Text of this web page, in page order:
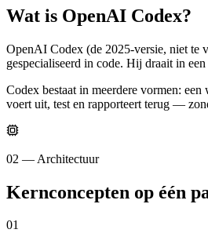
Wat is OpenAI Codex?
OpenAI Codex (de 2025-versie, niet te
gespecialiseerd in code. Hij draait in
Codex bestaat in meerdere vormen:
voert uit, test en rapporteert terug —
02 — Architectuur
Kernconcepten op één
01